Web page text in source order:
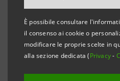
È possibile consultare
il consenso ai cookie o
modificare le proprie scelte in
alla sezione dedicata (Privacy-
• Il vitivinicolo del Friuli
produzione di 1,64
alta qualità, rappresenta
• La filiera vitivinicola